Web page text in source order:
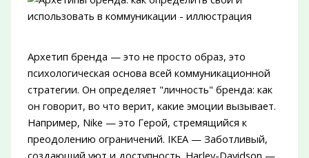
Архетип бренда — это не просто образ, это
психологическая основа всей коммуникационной
стратегии. Он определяет "личность" бренда: как
он говорит, во что верит, какие эмоции вызывает.
Например, Nike — это Герой, стремящийся к
преодолению ограничений. IKEA — Заботливый,
создающий уют и доступность. Harley-Davidson —